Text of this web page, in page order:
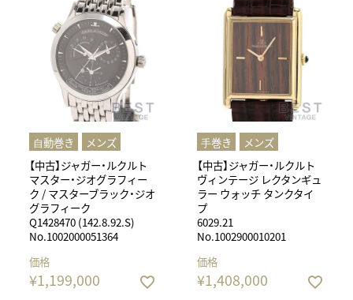
⾃動巻き
メンズ
【中古】ジャガー・ルクルト
マスター・ジオグラフィー
ク / マスターブラック・ジオ
グラフィーク
Q1428470 (142.8.92.S)
No.1002000051364
価格
¥1,199,000
⼿巻き
メンズ
【中古】ジャガー・ルクルト
ヴィンテージ レクタンギュ
ラー ウォッチ タンクタイ
プ
6029.21
No.1002900010201
価格
¥1,408,000